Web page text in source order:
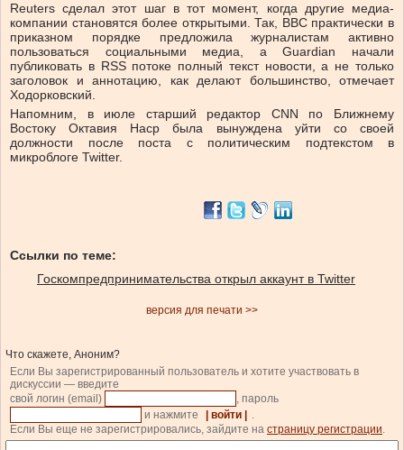
Reuters сделал этот шаг в тот момент, когда другие медиа-
компании становятся более открытыми. Так, BBC практически в
приказном порядке предложила журналистам активно
пользоваться социальными медиа, а Guardian начали
публиковать в RSS потоке полный текст новости, а не только
заголовок и аннотацию, как делают большинство, отмечает
Ходорковский.
Напомним, в июле старший редактор CNN по Ближнему
Востоку Октавия Наср была вынуждена уйти со своей
должности после поста с политическим подтекстом в
микроблоге Twitter.
Ссылки по теме:
Госкомпредпринимательства открыл аккаунт в Twitter
версия для печати >>
Что скажете, Аноним?
Если Вы зарегистрированный пользователь и хотите участвовать в
дискуссии — введите
свой логин (email)
, пароль
и нажмите
| войти |
.
Если Вы еще не зарегистрировались, зайдите на страницу регистрации.